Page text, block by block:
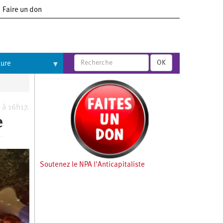
Faire un don
OK
16h17.
Soutenez le NPA l'Anticapitaliste